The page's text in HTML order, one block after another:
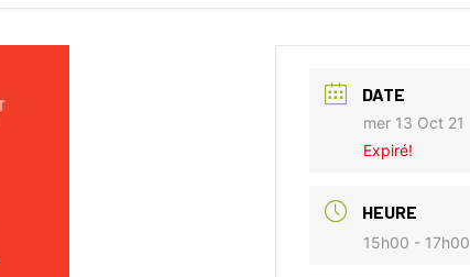
DATE
mer 13 Oct 21
Expiré!
HEURE
15h00 - 17h00